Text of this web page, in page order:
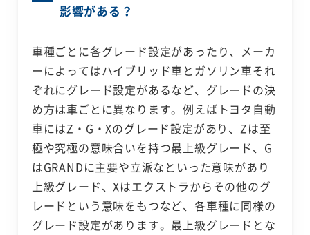
影響がある？
車種ごとに各グレード設定があったり、メーカ
ーによってはハイブリッド車とガソリン車それ
ぞれにグレード設定があるなど、グレードの決
め方は車ごとに異なります。例えばトヨタ自動
車にはZ・G・Xのグレード設定があり、Zは至
極や究極の意味合いを持つ最上級グレード、G
はGRANDに主要や立派なといった意味があり
上級グレード、Xはエクストラからその他のグ
レードという意味をもつなど、各車種に同様の
グレード設定があります。最上級グレードとな